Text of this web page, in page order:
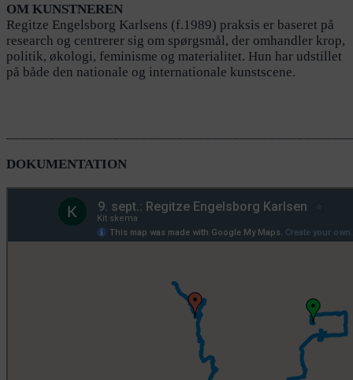
OM KUNSTNEREN
Regitze Engelsborg Karlsens (f.1989) praksis er baseret på
research og centrerer sig om spørgsmål, der omhandler krop,
politik, økologi, feminisme og materialitet. Hun har udstillet
på både den nationale og internationale kunstscene.
DOKUMENTATION